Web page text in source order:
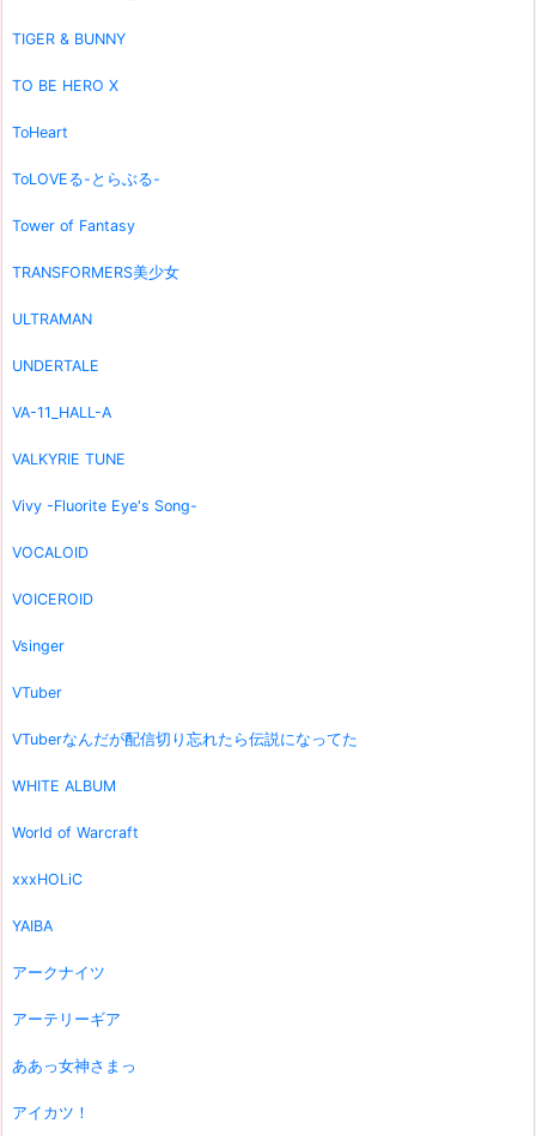
TIGER & BUNNY
TO BE HERO X
ToHeart
ToLOVEる-とらぶる-
Tower of Fantasy
TRANSFORMERS美少女
ULTRAMAN
UNDERTALE
VA-11_HALL-A
VALKYRIE TUNE
Vivy -Fluorite Eye's Song-
VOCALOID
VOICEROID
Vsinger
VTuber
VTuberなんだが配信切り忘れたら伝説になってた
WHITE ALBUM
World of Warcraft
xxxHOLiC
YAIBA
アークナイツ
アーテリーギア
ああっ女神さまっ
アイカツ！